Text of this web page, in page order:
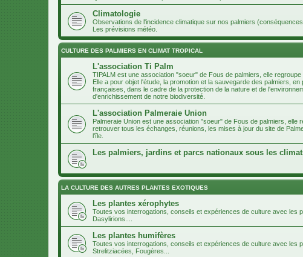
Climatologie
Observations de l'incidence climatique sur nos palmiers
Les prévisions météo.
CULTURE DES PALMIERS EN CLIMAT TROPICAL
L'association Ti Palm
TIPALM est une association "soeur" de Fous de palmiers, elle
Elle a pour objet l'étude, la promotion et la sauvegarde des palmiers,
françaises, dans le cadre de la protection de la nature et de
d'enrichissement de notre biodiversité.
L'association Palmeraie Union
Palmeraie Union est une association "soeur" de Fous de palmiers, elle
retrouver tous les échanges, réunions, les mises à jour du site de
l’île.
Les palmiers, jardins et parcs nationaux sous les
LA CULTURE DES AUTRES PLANTES EXOTIQUES
Les plantes xérophytes
Toutes vos interrogations, conseils et expériences de culture avec les
Dasylirions....
Les plantes humifères
Toutes vos interrogations, conseils et expériences de culture avec les
Strelitziacées, Fougères...